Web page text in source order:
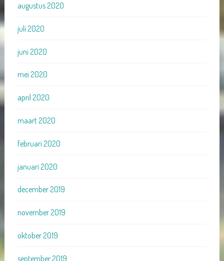
augustus 2020
juli 2020
juni 2020
mei 2020
april 2020
maart 2020
februari 2020
januari 2020
december 2019
november 2019
oktober 2019
september 2019